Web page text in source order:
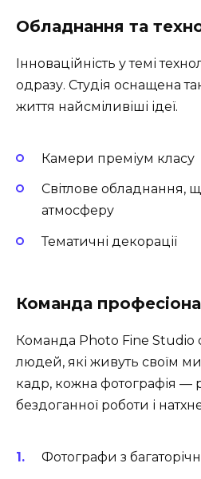
Обладнання та
Інноваційність у темі
одразу. Студія оснащена
життя найсміливіші ідеї.
Камери преміум класу
Світлове обладнання,
атмосферу
Тематичні декорації
Команда
Команда Photo Fine Studio
людей, які живуть своїм
кадр, кожна фотографія —
бездоганної роботи і
Фотографи з